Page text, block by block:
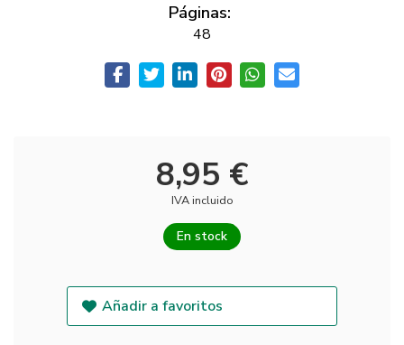
Páginas:
48
8,95 €
IVA incluido
En stock
Añadir a favoritos